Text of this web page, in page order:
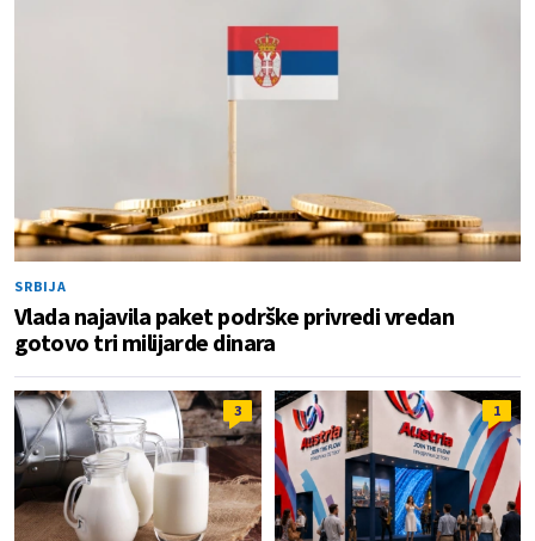
SRBIJA
Vlada najavila paket podrške privredi vredan
gotovo tri milijarde dinara
3 1